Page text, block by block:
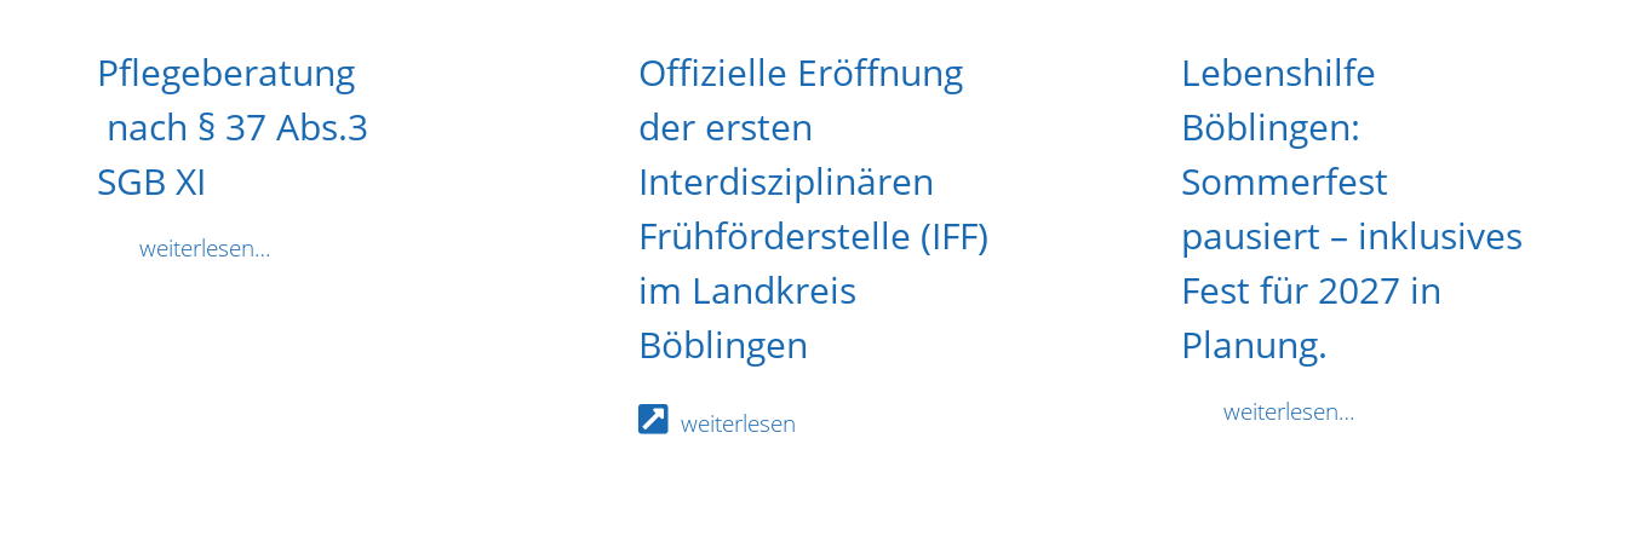
Pflegeberatung
nach § 37 Abs.3
SGB XI
weiterlesen…
Offizielle Eröffnung
der ersten
Interdisziplinären
Frühförderstelle (IFF)
im Landkreis
Böblingen
weiterlesen
Lebenshilfe
Böblingen:
Sommerfest
pausiert – inklusives
Fest für 2027 in
Planung.
weiterlesen…